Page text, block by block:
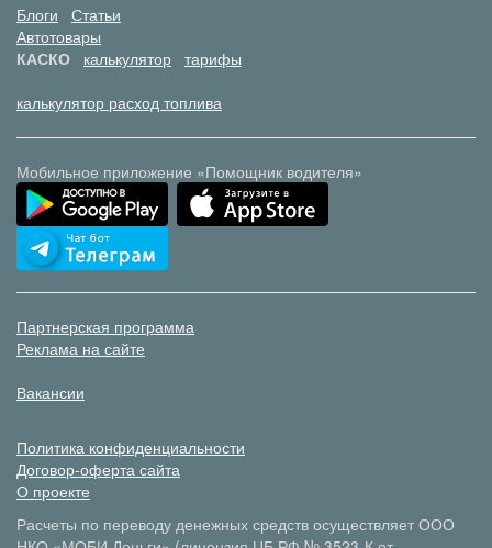
Блоги
Статьи
Автотовары
КАСКО
калькулятор тарифы
калькулятор расход топлива
Мобильное приложение «Помощник водителя»
Партнерская программа
Реклама на сайте
Вакансии
Политика конфиденциальности
Договор-оферта сайта
О проекте
Расчеты по переводу денежных средств осуществляет ООО